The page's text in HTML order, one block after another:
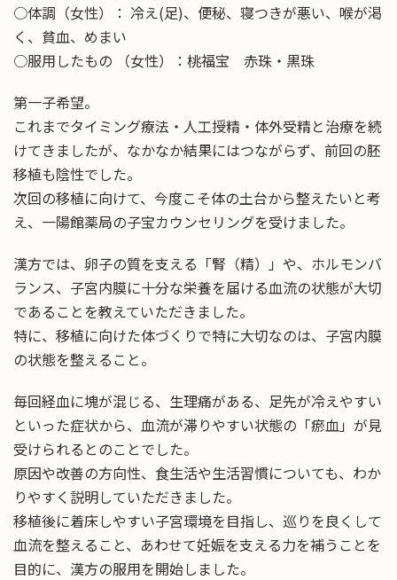
○体調（女性）： 冷え(足)、便秘、寝つきが悪い、喉が渇
く、貧血、めまい
○服用したもの （女性）：桃福宝 赤珠・黒珠
第一子希望。
これまでタイミング療法・人工授精・体外受精と治療を続
けてきましたが、なかなか結果にはつながらず、前回の胚
移植も陰性でした。
次回の移植に向けて、今度こそ体の土台から整えたいと考
え、一陽館薬局の子宝カウンセリングを受けました。
漢方では、卵子の質を支える「腎（精）」や、ホルモンバ
ランス、子宮内膜に十分な栄養を届ける血流の状態が大切
であることを教えていただきました。
特に、移植に向けた体づくりで特に大切なのは、子宮内膜
の状態を整えること。
毎回経血に塊が混じる、生理痛がある、足先が冷えやすい
といった症状から、血流が滞りやすい状態の「瘀血」が見
受けられるとのことでした。
原因や改善の方向性、食生活や生活習慣についても、わか
りやすく説明していただきました。
移植後に着床しやすい子宮環境を目指し、巡りを良くして
血流を整えること、あわせて妊娠を支える力を補うことを
目的に、漢方の服用を開始しました。